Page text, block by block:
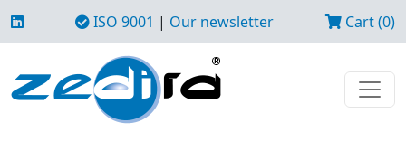
ISO 9001 | Our newsletter Cart (0)